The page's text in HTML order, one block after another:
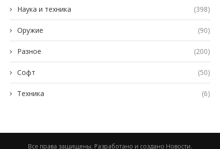
Наука и техника (398)
Оружие (90)
Разное (200)
Софт (50)
Техника (6)
Все права защищены. Разработано и создано Новости.